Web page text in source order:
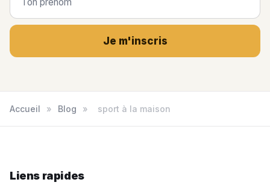
Je m'inscris
Accueil » Blog » sport à la maison
Liens rapides